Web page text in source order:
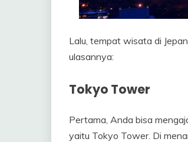
Lalu, tempat wisata di
ulasannya:
Tokyo Tower
Pertama, Anda bisa
yaitu Tokyo Tower. Di